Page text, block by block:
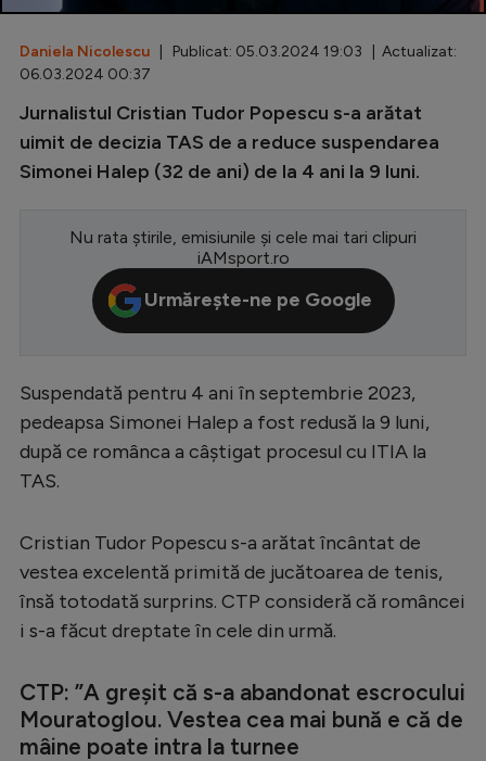
Champions League
Europa League
CM 2026
Premier League
LaLiga
Bundesliga
Ligue 1
Starurile fotbalului
EURO 2024
Stranieri
Daniela Nicolescu | Publicat: 05.03.2024 19:03 | Actualizat:
06.03.2024 00:37
Jurnalistul Cristian Tudor Popescu s-a arătat
uimit de decizia TAS de a reduce suspendarea
Simonei Halep (32 de ani) de la 4 ani la 9 luni.
Nu rata știrile, emisiunile și cele mai tari clipuri
iAMsport.ro
Urmărește-ne pe Google
Suspendată pentru 4 ani în septembrie 2023,
pedeapsa Simonei Halep a fost redusă la 9 luni,
după ce românca a câștigat procesul cu ITIA la
TAS.
Cristian Tudor Popescu s-a arătat încântat de
vestea excelentă primită de jucătoarea de tenis,
însă totodată surprins. CTP consideră că româncei
i s-a făcut dreptate în cele din urmă.
CTP: ”A greșit că s-a abandonat escrocului
Mouratoglou. Vestea cea mai bună e că de
mâine poate intra la turnee